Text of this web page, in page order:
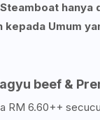
hanya
kepada Umum
beef &
RM 6.60++